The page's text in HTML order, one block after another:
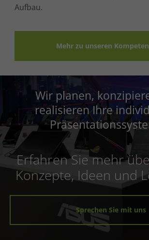
Aufbau.
Mehr zu unseren
Wir planen,
realisieren Ihre
Erfahren Sie mehr
Konzepte, Ideen und
Sprechen Sie mit uns